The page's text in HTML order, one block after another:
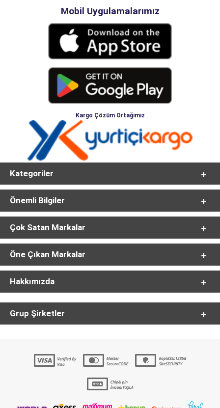
Mobil Uygulamalarımız
Kargo Çözüm Ortağımız
Kategoriler
Önemli Bilgiler
Çok Satan Markalar
Öne Çıkan Markalar
Hakkımızda
Grup Şirketler